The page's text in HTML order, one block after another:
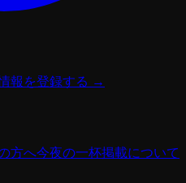
報を登録する →
方へ今夜の一杯掲載について